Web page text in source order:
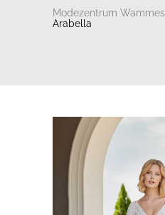
Modezentrum Wammes
Arabella